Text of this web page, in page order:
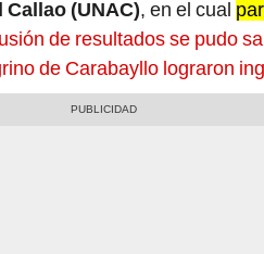
Callao (UNAC), en el cual
de resultados se pudo
de Carabayllo lograron